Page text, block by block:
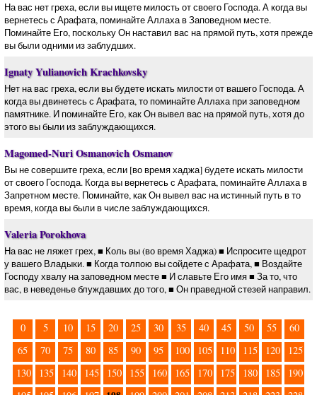
На вас нет греха, если вы ищете милость от своего Господа. А когда вы
вернетесь с Арафата, поминайте Аллаха в Заповедном месте.
Поминайте Его, поскольку Он наставил вас на прямой путь, хотя прежде
вы были одними из заблудших.
Ignaty Yulianovich Krachkovsky
Нет на вас греха, если вы будете искать милости от вашего Господа. А
когда вы двинетесь с Арафата, то поминайте Аллаха при заповедном
памятнике. И поминайте Его, как Он вывел вас на прямой путь, хотя до
этого вы были из заблуждающихся.
Magomed-Nuri Osmanovich Osmanov
Вы не совершите греха, если [во время хаджа] будете искать милости
от своего Господа. Когда вы вернетесь с Арафата, поминайте Аллаха в
Запретном месте. Поминайте, как Он вывел вас на истинный путь в то
время, когда вы были в числе заблуждающихся.
Valeria Porokhova
На вас не ляжет грех, ■ Коль вы (во время Хаджа) ■ Испросите щедрот
у вашего Владыки. ■ Когда толпою вы сойдете с Арафата, ■ Воздайте
Господу хвалу на заповедном месте ■ И славьте Его имя ■ За то, что
вас, в неведенье блуждавших до того, ■ Он праведной стезей направил.
0 5 10 15 20 25 30 35 40 45 50 55
60
65
70 75 80 85 90 95 100 105 110 115 120
125
130
135 140 145 150 155 160 165 170 175 180 185
190